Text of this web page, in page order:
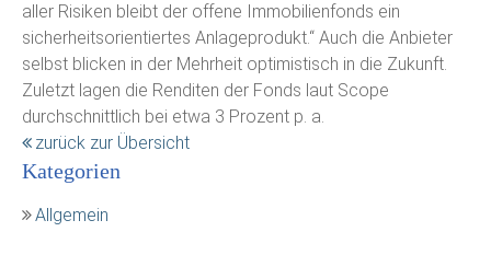
aller Risiken bleibt der offene Immobilienfonds ein
sicherheitsorientiertes Anlageprodukt.“ Auch die Anbieter
selbst blicken in der Mehrheit optimistisch in die Zukunft.
Zuletzt lagen die Renditen der Fonds laut Scope
durchschnittlich bei etwa 3 Prozent p. a.
zurück zur Übersicht
Kategorien
Allgemein